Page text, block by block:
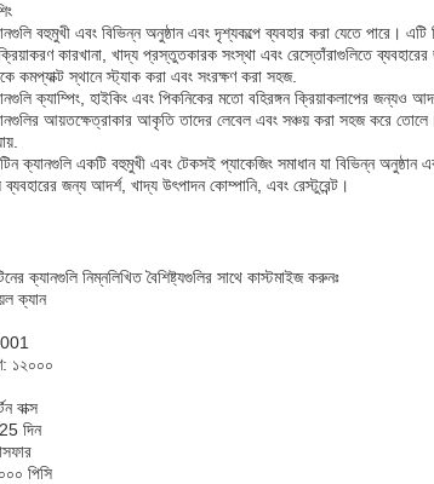
বহুমুখী এবং বিভিন্ন অনুষ্ঠান এবং দৃশ্যকল্পে ব্যবহার করা যেতে
কারখানা, খাদ্য প্রস্তুতকারক সংস্থা এবং রেস্তোঁরাগুলিতে ব্যবহারের
কমপ্যাক্ট স্থানে স্ট্যাক করা এবং সংরক্ষণ করা সহজ.
ক্যাম্পিং, হাইকিং এবং পিকনিকের মতো বহিরঙ্গন ক্রিয়াকলাপের জন্যও
আয়তক্ষেত্রাকার আকৃতি তাদের লেবেল এবং সঞ্চয় করা সহজ করে তোলে।
ক্যানগুলি একটি বহুমুখী এবং টেকসই প্যাকেজিং সমাধান যা বিভিন্ন
ব্যবহারের জন্য আদর্শ, খাদ্য উৎপাদন কোম্পানি, এবং রেস্টুরেন্ট।
ক্যানগুলি নিম্নলিখিত বৈশিষ্ট্যগুলির সাথে কাস্টমাইজ করুনঃ
ক্যান
১২০০০
বাক্স
দিন
পিসি